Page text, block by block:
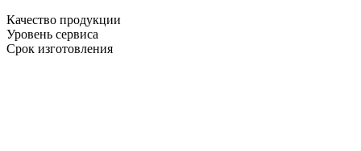
Качество продукции
Уровень сервиса
Срок изготовления